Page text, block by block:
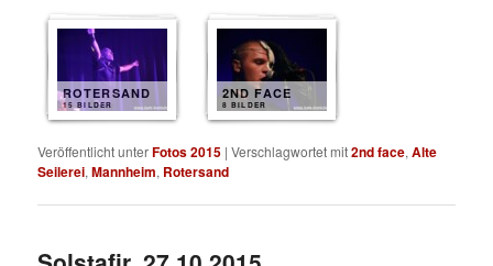
ROTERSAND
15 BILDER
2ND FACE
8 BILDER
Veröffentlicht unterFotos 2015 |Verschlagwortet mit2nd face,Alte
Seilerei,Mannheim, Rotersand